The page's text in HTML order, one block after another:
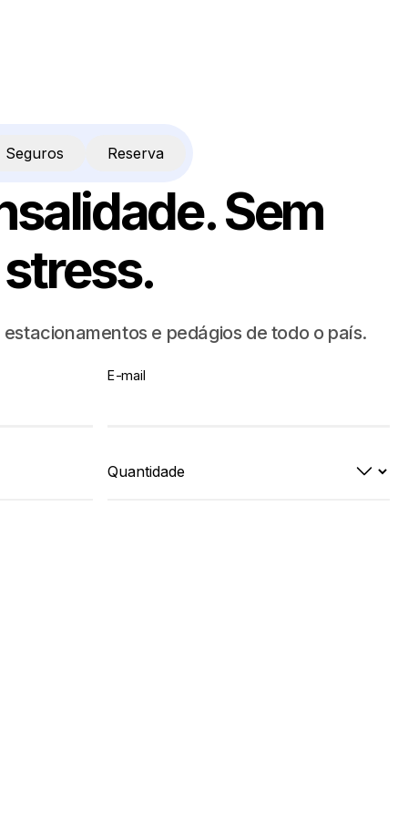
Seguros Reserva
Sem
e pedágios de todo o país.
E-mail
Quantidade